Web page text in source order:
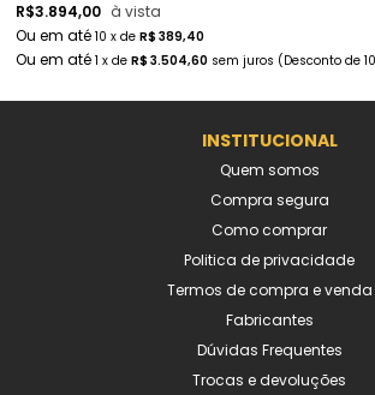
R$3.894,00 à vista
10 x de R$ 389,40
1 x de R$ 3.504,60 sem juros (Desconto de
INSTITUCIONAL
Quem somos
Compra segura
Como comprar
Politica de privacidade
Termos de compra e venda
Fabricantes
Dúvidas Frequentes
Trocas e devoluções